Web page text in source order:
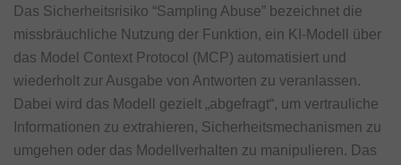
Das Sicherheitsrisiko “Sampling Abuse” bezeichnet die
missbräuchliche Nutzung der Funktion, ein KI-Modell über
das Model Context Protocol (MCP) automatisiert und
wiederholt zur Ausgabe von Antworten zu veranlassen.
Dabei wird das Modell gezielt „abgefragt“, um vertrauliche
Informationen zu extrahieren, Sicherheitsmechanismen zu
umgehen oder das Modellverhalten zu manipulieren. Das